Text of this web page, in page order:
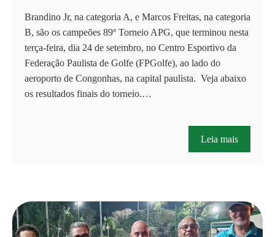
Brandino Jr, na categoria A, e Marcos Freitas, na categoria
B, são os campeões 89º Torneio APG, que terminou nesta
terça-feira, dia 24 de setembro, no Centro Esportivo da
Federação Paulista de Golfe (FPGolfe), ao lado do
aeroporto de Congonhas, na capital paulista. Veja abaixo
os resultados finais do torneio.…
Leia mais